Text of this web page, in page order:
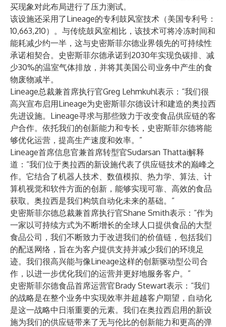
买现象对此布局进行了压力测试。
该设施还采用了Lineage的专利鼓风室技术（美国专利号：
10,663,210）。与传统鼓风室相比，该技术可将冷冻时间和
能耗减少约一半，这与史密斯菲尔德业界领先的可持续性
承诺相契合。史密斯菲尔德承诺到2030年实现负碳排、减
少30%的温室气体排放，并将其美国公司业务中产生的食
物废物减半。
Lineage总裁兼首席执行官Greg Lehmkuhl表示：“我们很
高兴宣布启用Lineage为史密斯菲尔德设计和建造的奥拉西
先进设施。Lineage寻求与那些致力于改变食品供应链的客
户合作。依托我们的创新能力和专长，史密斯菲尔德将能
够优化运营，提高生产速度和效率。”
Lineage首席信息官兼首席转型官Sudarsan Thattai解释
道：“我们位于奥拉西的新设施代表了供应链技术的巅峰之
作。它结合了机器人技术、数值模拟、热力学、算法、计
算机视觉和软件方面的创新，能够实现可靠、高效的食品
获取。奥拉西是我们构筑自动化未来的基础。”
史密斯菲尔德总裁兼首席执行官Shane Smith表示：“作为
一家以可持续方式为不断增长的全球人口提供食品的大型
食品公司，我们不断致力于改进我们的价值链，包括我们
的配送网络，旨在为客户提供支持并减少我们的环境足
迹。我们很高兴能与像Lineage这样的创新驱动型公司合
作，以进一步优化我们的运营并更好地服务客户。”
史密斯菲尔德食品首席运营官Brady Stewart表示：“我们
的战略是在整个业务中实现效率并超越客户期望，自动化
是这一战略中日渐重要的元素。我们在奥拉西启用的新设
施为我们的供应链带来了无与伦比的创新能力和更高的弹